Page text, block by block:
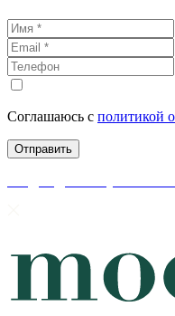
Соглашаюсь с политикой